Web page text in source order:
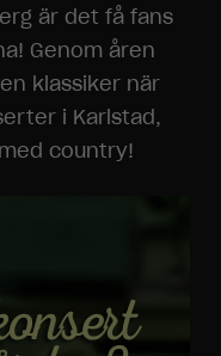
är det få fans
Genom åren
klassiker när
i Karlstad,
country!